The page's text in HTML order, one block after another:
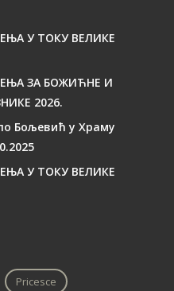
У ТОКУ ВЕЛИКЕ
ЗА БОЖИЋНЕ И
2026.
Бољевић у Храму
У ТОКУ ВЕЛИКЕ
Pricesce